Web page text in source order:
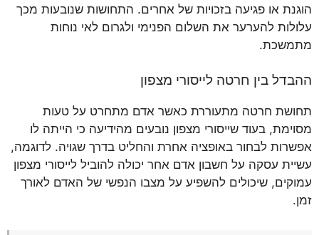
הוגנת או פגיעה בזכויות של אחרים. התחושות שנובעות מכך
עלולות להערער את השלום הפנימי ולגרום לאי נוחות
מתמשכת.
ההבדל בין חרטה לייסורי מצפון
תחושת חרטה מתעוררת כאשר אדם מתחרט על טעות
מסוימת, בעוד שייסורי מצפון נובעים מהידיעה כי הייתה לו
אפשרות לבחור באופציה אחרת והחליט בדרך שגויה. לדוגמה,
עשיית עסקה על חשבון אדם אחר יכולה להוביל לייסורי מצפון
עמוקים, שיכולים להשפיע על מצבו הנפשי של האדם לאורך
זמן.